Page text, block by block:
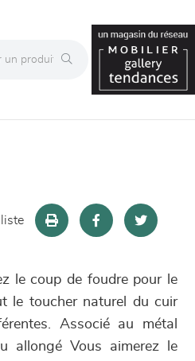
le coup de foudre pour le
le toucher naturel du cuir
Associé au métal
allongé Vous aimerez le